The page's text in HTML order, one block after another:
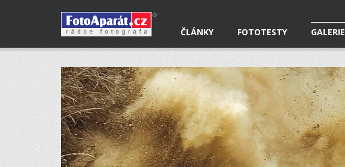
ČLÁNKY FOTOTESTY GALERIE